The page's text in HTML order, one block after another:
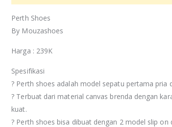
Perth Shoes
By Mouzashoes
Harga : 239K
Spesifikasi
? Perth shoes adalah model sepatu pertama pria
? Terbuat dari material canvas brenda dengan
kuat.
? Perth shoes bisa dibuat dengan 2 model slip on